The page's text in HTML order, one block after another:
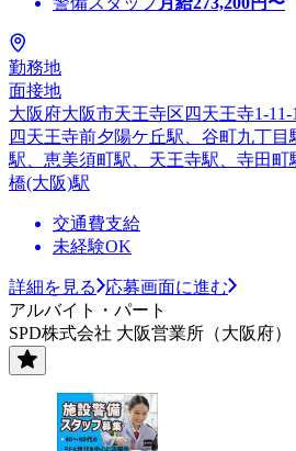
勤務地
面接地
大阪府大阪市天王寺区四天王寺1-11-
四天王寺前夕陽ケ丘駅、谷町九丁
駅、恵美須町駅、天王寺駅、寺田
橋(大阪)駅
交通費支給
未経験OK
詳細を見る
応募画面に進む
アルバイト・パート
SPD株式会社 大阪営業所（大阪府）